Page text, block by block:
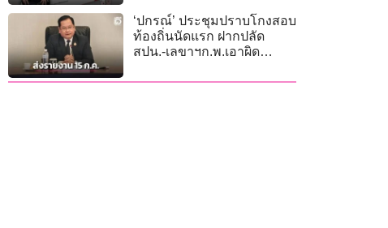
‘ปกรณ์’ ประชุมปราบโกงสอบ
ท้องถิ่นนัดแรก ฝากปลัด
สปน.-เลขาฯก.พ.เอาผิด